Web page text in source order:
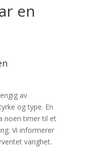
en
av
og type. En
noen timer til et
Vi informerer
varighet.